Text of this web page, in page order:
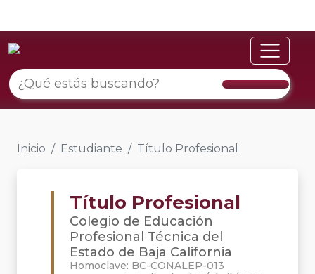
Inicio Estudiante Título Profesional
Título Profesional
Colegio de Educación
Profesional Técnica del
Estado de Baja California
Homoclave: BC-CONALEP-013